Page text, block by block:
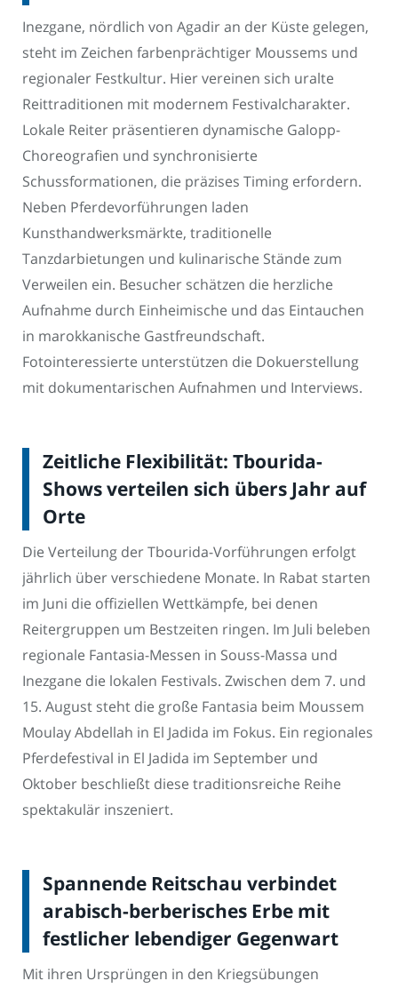
Inezgane, nördlich von Agadir an der Küste gelegen,
steht im Zeichen farbenprächtiger Moussems und
regionaler Festkultur. Hier vereinen sich uralte
Reittraditionen mit modernem Festivalcharakter.
Lokale Reiter präsentieren dynamische Galopp-
Choreografien und synchronisierte
Schussformationen, die präzises Timing erfordern.
Neben Pferdevorführungen laden
Kunsthandwerksmärkte, traditionelle
Tanzdarbietungen und kulinarische Stände zum
Verweilen ein. Besucher schätzen die herzliche
Aufnahme durch Einheimische und das Eintauchen
in marokkanische Gastfreundschaft.
Fotointeressierte unterstützen die Dokuerstellung
mit dokumentarischen Aufnahmen und Interviews.
Zeitliche Flexibilität: Tbourida-
Shows verteilen sich übers Jahr auf
Orte
Die Verteilung der Tbourida-Vorführungen erfolgt
jährlich über verschiedene Monate. In Rabat starten
im Juni die offiziellen Wettkämpfe, bei denen
Reitergruppen um Bestzeiten ringen. Im Juli beleben
regionale Fantasia-Messen in Souss-Massa und
Inezgane die lokalen Festivals. Zwischen dem 7. und
15. August steht die große Fantasia beim Moussem
Moulay Abdellah in El Jadida im Fokus. Ein regionales
Pferdefestival in El Jadida im September und
Oktober beschließt diese traditionsreiche Reihe
spektakulär inszeniert.
Spannende Reitschau verbindet
arabisch-berberisches Erbe mit
festlicher lebendiger Gegenwart
Mit ihren Ursprüngen in den Kriegsübungen